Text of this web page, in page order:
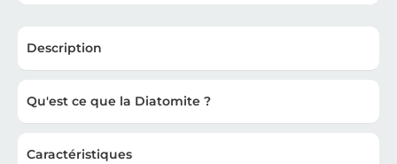
Description
Qu'est ce que la Diatomite ?
Caractéristiques